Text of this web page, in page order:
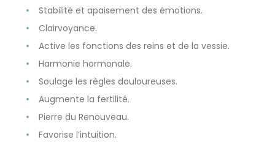
Stabilité et apaisement des émotions.
Clairvoyance.
Active les fonctions des reins et de la vessie.
Harmonie hormonale.
Soulage les règles douloureuses.
Augmente la fertilité.
Pierre du Renouveau.
Favorise l’intuition.